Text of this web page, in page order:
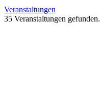
Veranstaltungen
35 Veranstaltungen gefunden.